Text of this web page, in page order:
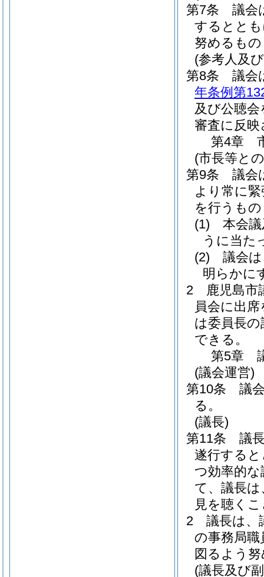
第7条
議会
するとと
努めるも
(参考人及
第8条
議会
年条例第
及び公聴
審査に反
第4章
(市長等と
第9条
議会
より常に
を行うも
(1)
本会
うに当た
(2)
議会
明らかに
2
鹿児島市
員会に出
は委員長
できる。
第5章
(議会運営)
第10条
議
る。
(議長)
第11条
議
遂行する
つ効率的
て、議長
見を聴く
2
議長は、
の事務局
図るよう
(議長及び